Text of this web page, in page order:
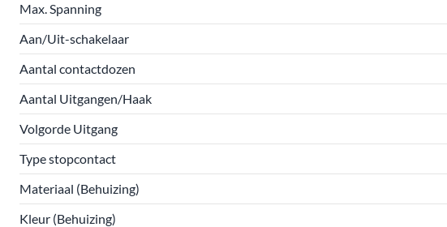
Max. Spanning
Aan/Uit-schakelaar
Aantal contactdozen
Aantal Uitgangen/Haak
Volgorde Uitgang
Type stopcontact
Materiaal (Behuizing)
Kleur (Behuizing)